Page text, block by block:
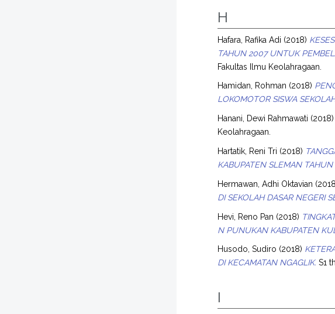
H
Hafara, Rafika Adi (2018)
TAHUN 2007 UNTUK
Fakultas Ilmu Keolahragaan.
Hamidan, Rohman (2018)
LOKOMOTOR SISWA
Hanani, Dewi Rahmawati (2018)
Keolahragaan.
Hartatik, Reni Tri (2018)
KABUPATEN SLEMAN TAHUN
Hermawan, Adhi Oktavian
DI SEKOLAH DASAR NEGERI
Hevi, Reno Pan (2018)
N PUNUKAN KABUPATEN
Husodo, Sudiro (2018)
DI KECAMATAN NGAGLIK. S1
I